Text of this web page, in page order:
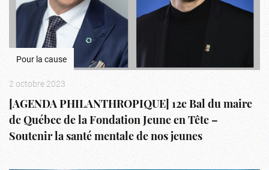
Pour la cause
2 octobre 2023
[AGENDA PHILANTHROPIQUE] 12e Bal du maire
de Québec de la Fondation Jeune en Tête –
Soutenir la santé mentale de nos jeunes